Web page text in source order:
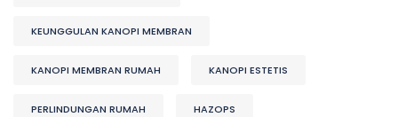
KEUNGGULAN KANOPI MEMBRAN
KANOPI MEMBRAN RUMAH KANOPI ESTETIS
PERLINDUNGAN RUMAH HAZOPS